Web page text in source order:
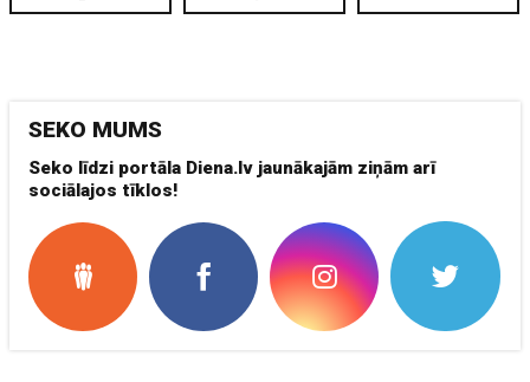
SEKO MUMS
Seko līdzi portāla Diena.lv jaunākajām ziņām arī
sociālajos tīklos!